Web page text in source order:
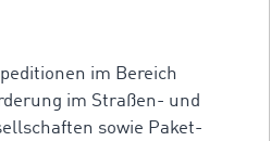
im Bereich
im Straßen- und
sowie Paket-